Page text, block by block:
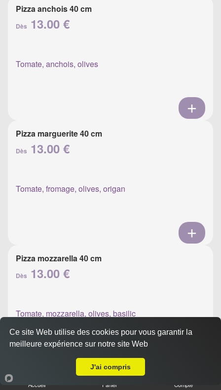
Pizza anchois 40 cm
Dès 13.00 €
Tomate, anchois, olives
Pizza marguerite 40 cm
Dès 13.00 €
Tomate, fromage, olives, origan
Pizza mozzarella 40 cm
Dès 13.00 €
Tomate, mozzarella, olives, basilic
Pizza napolitaine 40 cm
Accueil Panier Compte
Ce site Web utilise des cookies pour vous garantir la
meilleure expérience sur notre site Web
J'ai compris